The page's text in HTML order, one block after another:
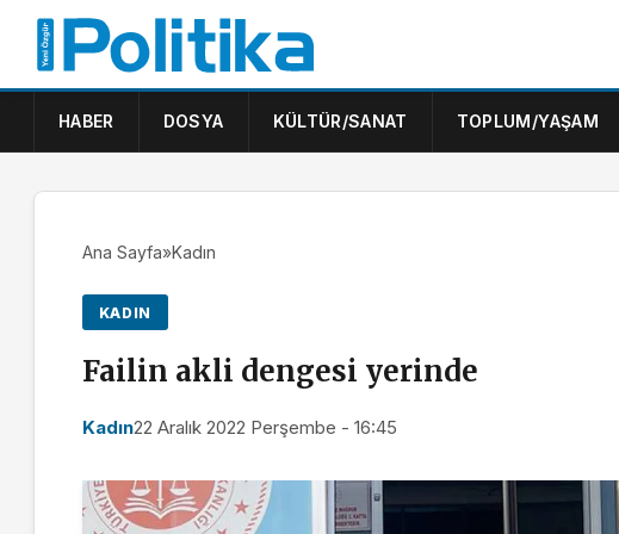
HABER DOSYA KÜLTÜR/SANAT TOPLUM/YAŞAM
Ana Sayfa»Kadın
KADIN
Failin akli dengesi yerinde
Kadın22 Aralık 2022 Perşembe - 16:45